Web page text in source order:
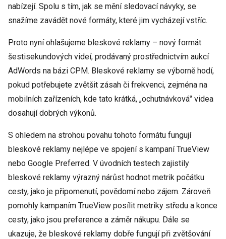
nabízejí. Spolu s tím, jak se mění sledovací návyky, se
snažíme zavádět nové formáty, které jim vycházejí vstříc.
Proto nyní ohlašujeme bleskové reklamy – nový formát
šestisekundových videí, prodávaný prostřednictvím aukcí
AdWords na bázi CPM. Bleskové reklamy se výborně hodí,
pokud potřebujete zvětšit zásah či frekvenci, zejména na
mobilních zařízeních, kde tato krátká, „ochutnávková‟ videa
dosahují dobrých výkonů.
S ohledem na strohou povahu tohoto formátu fungují
bleskové reklamy nejlépe ve spojení s kampaní TrueView
nebo Google Preferred. V úvodních testech zajistily
bleskové reklamy výrazný nárůst hodnot metrik počátku
cesty, jako je připomenutí, povědomí nebo zájem. Zároveň
pomohly kampaním TrueView posílit metriky středu a konce
cesty, jako jsou preference a záměr nákupu. Dále se
ukazuje, že bleskové reklamy dobře fungují při zvětšování